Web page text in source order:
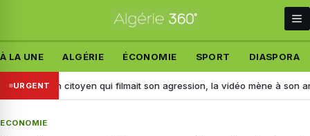
À LA UNE ALGÉRIE ÉCONOMIE SPORT DIASPORA
URGENT
un citoyen qui filmait son agression, la vidéo mène à son
ECONOMIE